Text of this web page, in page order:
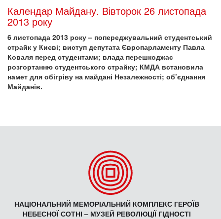
Календар Майдану. Вівторок 26 листопада
2013 року
6 листопада 2013 року – попереджувальний студентський
страйк у Києві; виступ депутата Європарламенту Павла
Коваля перед студентами; влада перешкоджає
розгортанню студентського страйку; КМДА встановила
намет для обігріву на майдані Незалежності; об’єднання
Майданів.
НАЦІОНАЛЬНИЙ МЕМОРІАЛЬНИЙ КОМПЛЕКС ГЕРОЇВ
НЕБЕСНОЇ СОТНІ – МУЗЕЙ РЕВОЛЮЦІЇ ГІДНОСТІ